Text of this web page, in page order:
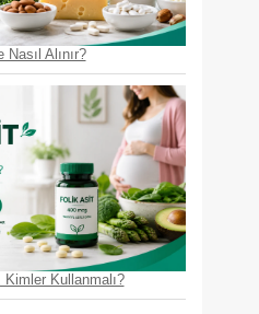
Alınır?
Kullanmalı?